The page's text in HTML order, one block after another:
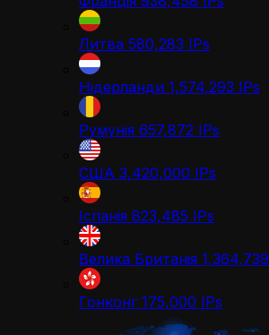
Литва 580,283 IPs
Нідерланди 1,574,293 IPs
Румунія 657,872 IPs
США 3,420,000 IPs
Іспанія 823,485 IPs
Велика Британія 1,364,739
Гонконг 175,000 IPs